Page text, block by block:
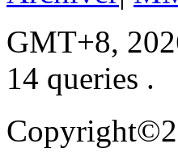
GMT+8,
14 queries .